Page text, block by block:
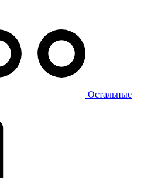
Остальные